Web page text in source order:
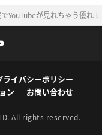
YouTubeが見れちゃう優れ
ライバシーポリシー
ン お問い合わせ
All rights reserved.